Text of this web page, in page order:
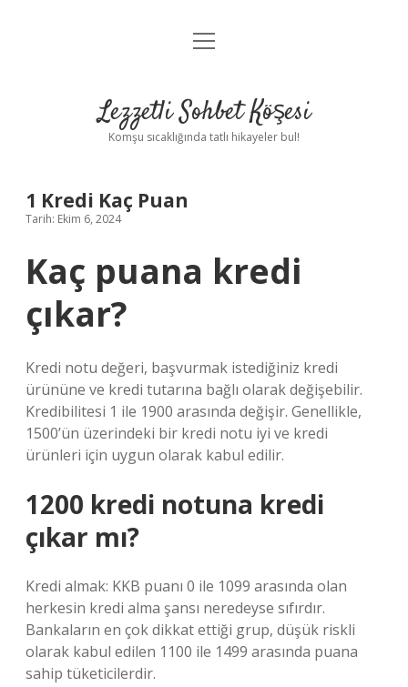
Anasayfa
Yasal Uyarı
menüyü
Lezzetli Sohbet Köşesi
Komşu sıcaklığında tatlı hikayeler bul!
1 Kredi Kaç Puan
Tarih: Ekim 6, 2024
Kaç puana kredi
çıkar?
Kredi notu değeri, başvurmak istediğiniz kredi
ürününe ve kredi tutarına bağlı olarak değişebilir.
Kredibilitesi 1 ile 1900 arasında değişir. Genellikle,
1500’ün üzerindeki bir kredi notu iyi ve kredi
ürünleri için uygun olarak kabul edilir.
1200 kredi notuna kredi
çıkar mı?
Kredi almak: KKB puanı 0 ile 1099 arasında olan
herkesin kredi alma şansı neredeyse sıfırdır.
Bankaların en çok dikkat ettiği grup, düşük riskli
olarak kabul edilen 1100 ile 1499 arasında puana
sahip tüketicilerdir.